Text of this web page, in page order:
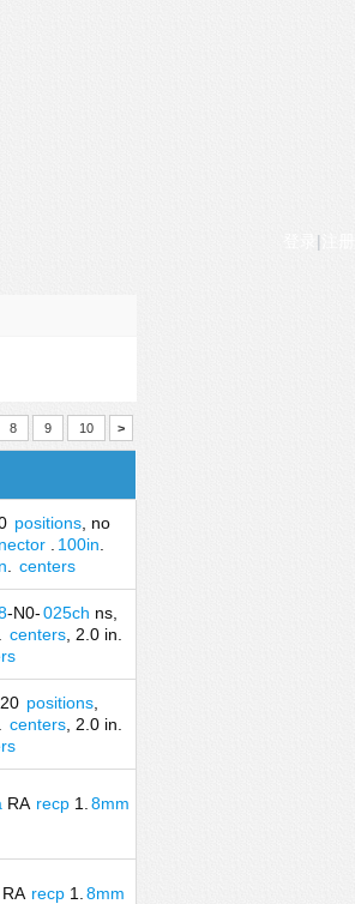
|
8 9 10 >
positions, no
. 100in
centers
-N0-025ch ns,
centers, 2.0 in.
positions,
centers, 2.0 in.
RA recp 1. 8mm
RA recp 1. 8mm